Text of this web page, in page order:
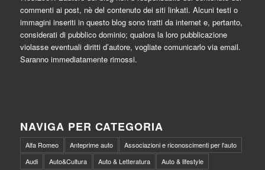
commenti ai post, nè del contenuto dei siti linkati. Alcuni testi o
immagini inseriti in questo blog sono tratti da internet e, pertanto,
considerati di pubblico dominio; qualora la loro pubblicazione
violasse eventuali diritti d’autore, vogliate comunicarlo via email.
Saranno immediatamente rimossi.
NAVIGA PER CATEGORIA
Alfa Romeo Anteprime auto
Associazioni e riconoscimenti per l'auto
Audi
Auto&Cultura Auto & Letteratura
Auto & lifestyle